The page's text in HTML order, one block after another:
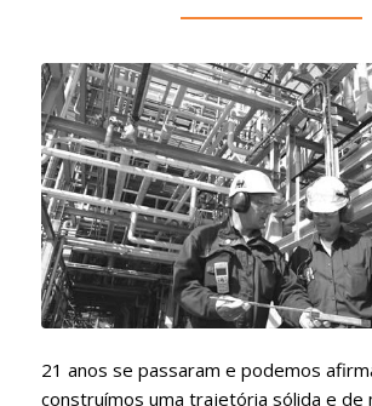
21 anos se passaram e podemos
construímos uma trajetória sólida e de